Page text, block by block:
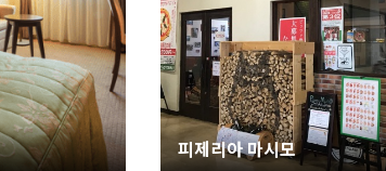
피제리아 마시모